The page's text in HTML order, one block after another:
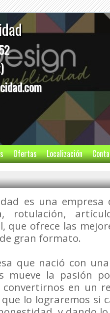
Ofertas Localización
es una empresa
rotulación,
que ofrece las
gran formato.
que nació con
mueve la pasión
convertirnos en un
lo lograremos si